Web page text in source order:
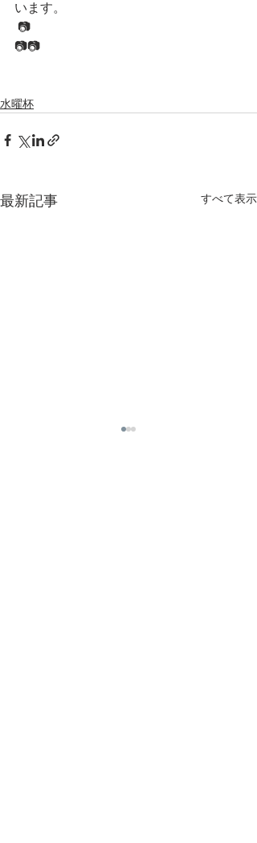
います。
📷
📷📷
水曜杯
最新記事 すべて表示